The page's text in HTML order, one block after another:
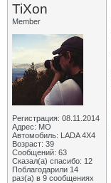
TiXon
Member
Регистрация: 08.11.2014
Адрес: МО
Автомобиль: LADA 4X4
Возраст: 39
Сообщений: 63
Сказал(а) спасибо: 12
Поблагодарили 14
раз(а) в 9 сообщениях